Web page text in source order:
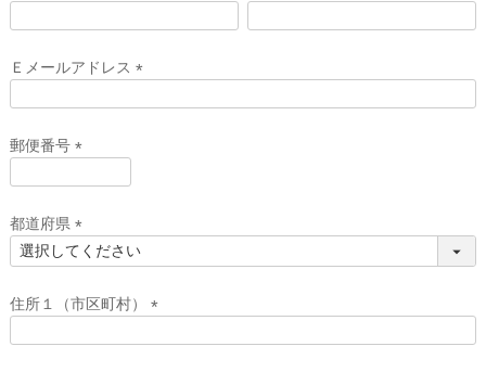
須
)
Ｅメールアドレス
郵便番号
須
)
都道府県
(
須
)
住所１（市区町村）